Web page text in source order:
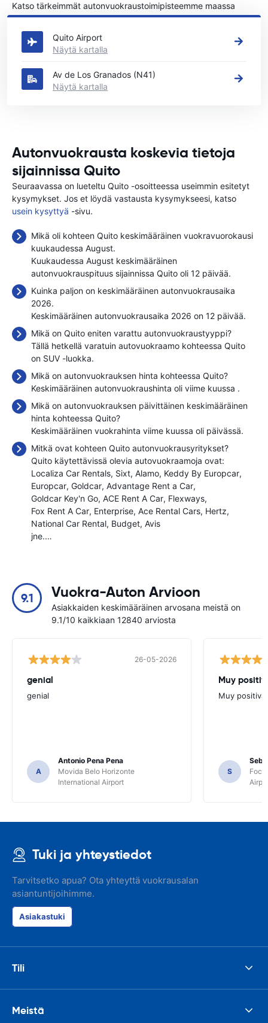
Katso tärkeimmät autonvuokraustoimipisteemme maassa
Quito
Quito Airport
Näytä kartalla
Av de Los Granados (N41)
Näytä kartalla
Autonvuokrausta koskevia tietoja
sijainnissa Quito
Seuraavassa on lueteltu Quito -osoitteessa useimmin esitetyt
kysymykset. Jos et löydä vastausta kysymykseesi, katso
usein kysyttyä -sivu.
Mikä oli kohteen Quito keskimääräinen vuokravuorokausi
kuukaudessa August.
Kuukaudessa August keskimääräinen
autonvuokrauspituus sijainnissa Quito oli 12 päivää.
Kuinka paljon on keskimääräinen autonvuokrausaika
2026.
Keskimääräinen autonvuokrausaika 2026 on 12 päivää.
Mikä on Quito eniten varattu autonvuokraustyyppi?
Tällä hetkellä varatuin autovuokraamo kohteessa Quito
on SUV -luokka.
Mikä on autonvuokrauksen hinta kohteessa Quito?
Keskimääräinen autonvuokraushinta oli viime kuussa .
Mikä on autonvuokrauksen päivittäinen keskimääräinen
hinta kohteessa Quito?
Keskimääräinen vuokrahinta viime kuussa oli päivässä.
Mitkä ovat kohteen Quito autonvuokrausyritykset?
Quito käytettävissä olevia autovuokraamoja ovat:
Localiza Car Rentals Sixt Alamo Keddy By Europcar
Europcar Goldcar Advantage Rent a Car
Goldcar Key'n Go ACE Rent A Car Flexways
Fox Rent A Car Enterprise Ace Rental Cars Hertz
National Car Rental Budget Avis
jne.…
9.1 Vuokra-Auton Arvioon
Asiakkaiden keskimääräinen arvosana meistä on
9.1/10 kaikkiaan 12840 arviosta
26-05-2026
genial
genial
A
Antonio Pena Pena
Movida Belo Horizonte
International Airport
Muy
Muy positiva
S
Foco
Tuki ja yhteystiedot
Tarvitsetko apua? Ota yhteyttä vuokrausalan
asiantuntijoihimme.
Asiakastuki
Tili
Meistä